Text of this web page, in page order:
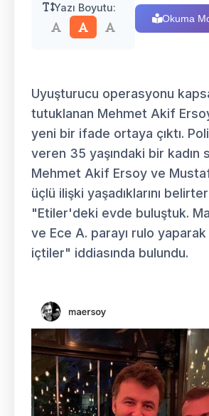
Yazı Boyutu:
Okuma
Uyuşturucu operasyonu
tutuklanan Mehmet Akif
yeni bir ifade ortaya çıktı.
veren 35 yaşındaki bir kadın
Mehmet Akif Ersoy ve
üçlü ilişki yaşadıklarını
"Etiler'deki evde buluştuk.
ve Ece A. parayı rulo
içtiler" iddiasında bulundu.